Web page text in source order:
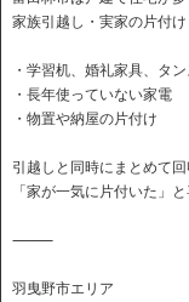
家族引越し・実家の片付
・学習机、婚礼家具、タ
・長年使っていない家電
・物置や納屋の片付け
引越しと同時にまとめて回
「家が一気に片付いた」
⸻
羽曳野市エリア